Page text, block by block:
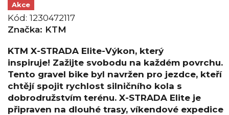
Akce
Kód: 1230472117
Značka: KTM
KTM X-STRADA Elite-Výkon, který
inspiruje! Zažijte svobodu na každém povrchu.
Tento gravel bike byl navržen pro jezdce, kteří
chtějí spojit rychlost silničního kola s
dobrodružstvím terénu. X-STRADA Elite je
připraven na dlouhé trasy, víkendové expedice